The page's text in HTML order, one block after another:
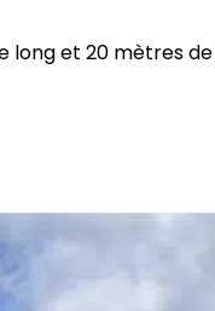
et 20 mètres